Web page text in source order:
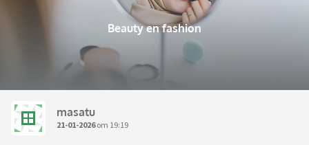
Beauty en fashion
masatu
21-01-2026om 19:19